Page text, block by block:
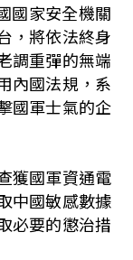
國家安全機關
，將依法終身
調重彈的無端
內國法規，系
國軍士氣的企
獲國軍資通電
中國敏感數據
必要的懲治措